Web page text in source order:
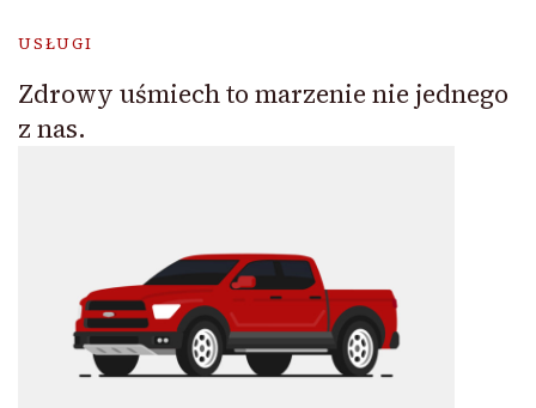
USŁUGI
Zdrowy uśmiech to marzenie nie jednego
z nas.